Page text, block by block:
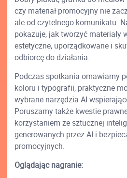
czy materiał promocyjny nie
ale od czytelnego komunikatu.
pokazuje, jak tworzyć materiały
estetyczne, uporządkowane i
odbiorcę do działania.
Podczas spotkania omawiamy
koloru i typografii, praktyczne
wybrane narzędzia AI
Poruszamy także kwestie
korzystaniem ze sztucznej
generowanych przez AI i
promocyjnych.
Oglądając nagranie: